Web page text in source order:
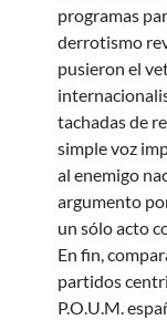
programas
derrotismo
pusieron el
tachadas de
simple voz
al enemigo
argumento
un sólo acto
En fin,
partidos
P.O.U.M.